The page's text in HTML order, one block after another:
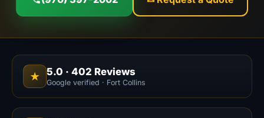
★ 5.0 · 402 Reviews
Google verified · Fort Collins